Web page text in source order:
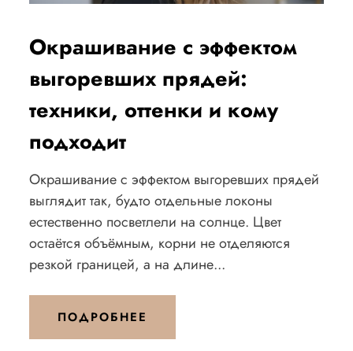
Окрашивание с эффектом
выгоревших прядей:
техники, оттенки и кому
подходит
Окрашивание с эффектом выгоревших прядей
выглядит так, будто отдельные локоны
естественно посветлели на солнце. Цвет
остаётся объёмным, корни не отделяются
резкой границей, а на длине...
ПОДРОБНЕЕ